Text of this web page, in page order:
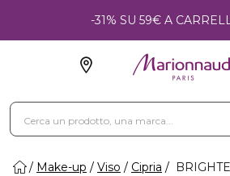
-31% SU 59€ A
Make-up Viso Cipria